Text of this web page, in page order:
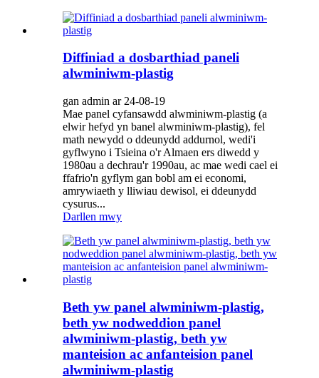
Diffiniad a dosbarthiad paneli
alwminiwm-plastig
gan admin ar 24-08-19
Mae panel cyfansawdd alwminiwm-plastig (a
elwir hefyd yn banel alwminiwm-plastig), fel
math newydd o ddeunydd addurnol, wedi'i
gyflwyno i Tsieina o'r Almaen ers diwedd y
1980au a dechrau'r 1990au, ac mae wedi cael ei
ffafrio'n gyflym gan bobl am ei economi,
amrywiaeth y lliwiau dewisol, ei ddeunydd
cysurus...
Darllen mwy
Beth yw panel alwminiwm-plastig,
beth yw nodweddion panel
alwminiwm-plastig, beth yw
manteision ac anfanteision panel
alwminiwm-plastig